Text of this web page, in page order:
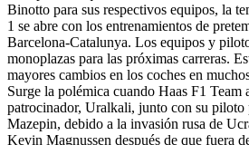
Binotto para sus respectivos equipos, la
1 se abre con los entrenamientos de
Barcelona-Catalunya. Los equipos y
monoplazas para las próximas carreras.
mayores cambios en los coches en
Surge la polémica cuando Haas F1 Team
patrocinador, Uralkali, junto con su
Mazepin, debido a la invasión rusa de
Kevin Magnussen después de que fuera